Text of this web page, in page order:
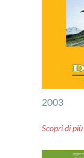
2003
Scopri di più